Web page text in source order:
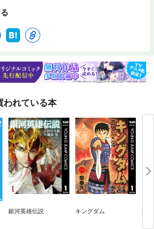
われている本
銀河英雄伝説 キングダム 週